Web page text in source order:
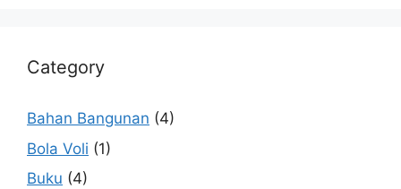
Category
Bahan Bangunan (4)
Bola Voli (1)
Buku (4)